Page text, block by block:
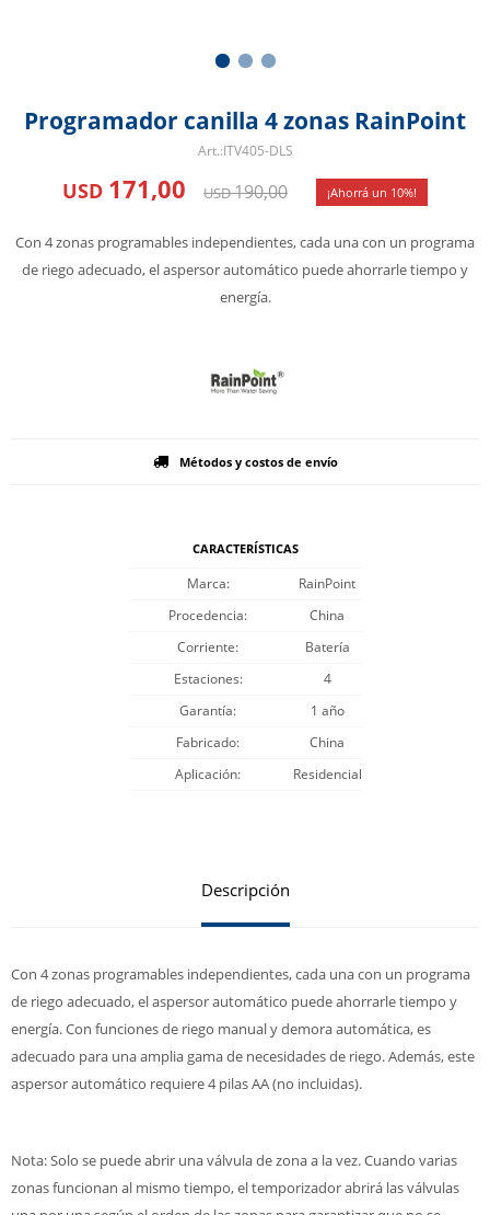
Programador canilla 4 zonas RainPoint
ITV405-DLS
USD 171,00 USD190,00 10
Con 4 zonas programables independientes, cada una con un programa
de riego adecuado, el aspersor automático puede ahorrarle tiempo y
energía.
Métodos y costos de envío
CARACTERÍSTICAS
Marca
RainPoint
Procedencia
China
Corriente
Batería
Estaciones
4
Garantía
1 año
Fabricado
China
Aplicación
Residencial
Descripción
Con 4 zonas programables independientes, cada una con un programa
de riego adecuado, el aspersor automático puede ahorrarle tiempo y
energía. Con funciones de riego manual y demora automática, es
adecuado para una amplia gama de necesidades de riego. Además, este
aspersor automático requiere 4 pilas AA (no incluidas).
Nota: Solo se puede abrir una válvula de zona a la vez. Cuando varias
zonas funcionan al mismo tiempo, el temporizador abrirá las válvulas